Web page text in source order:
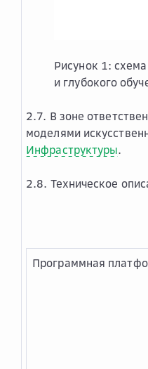
Рисунок 1:
и глубокого
2.7. В зоне
моделями
Инфраструктуры.
2.8. Техническое
Программная